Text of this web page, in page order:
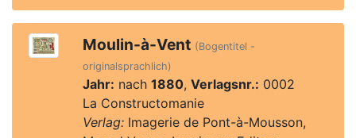
Moulin-à-Vent (Bogentitel -
originalsprachlich)
Jahr: nach 1880, Verlagsnr.: 0002
La Constructomanie
Verlag:Imagerie de Pont-à-Mousson,